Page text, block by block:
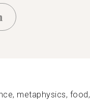
metaphysics, food,